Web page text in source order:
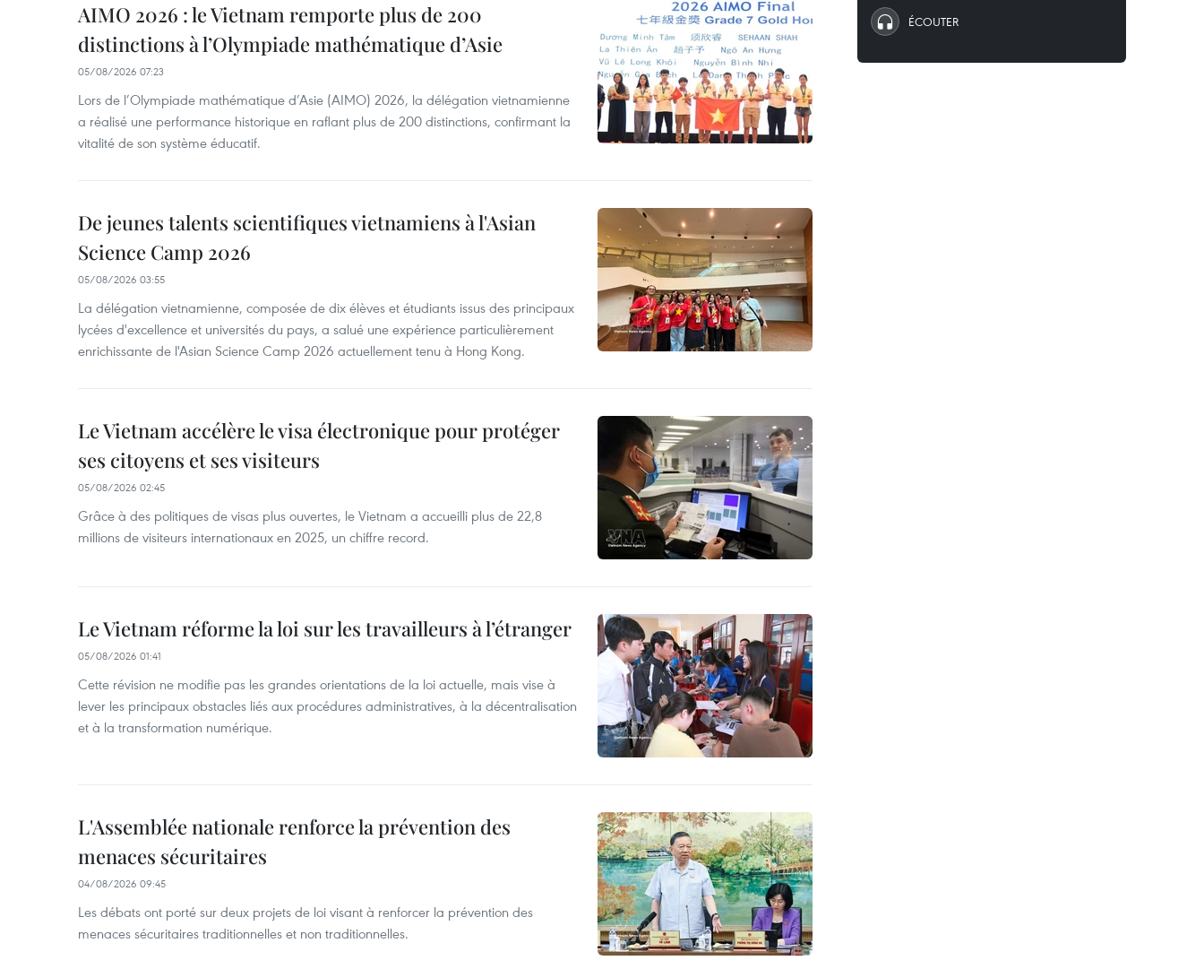
AIMO 2026 : le Vietnam remporte plus de 200
distinctions à l’Olympiade mathématique d’Asie
05/08/2026 07:23
Lors de l’Olympiade mathématique d’Asie (AIMO) 2026, la délégation vietnamienne
a réalisé une performance historique en raflant plus de 200 distinctions, confirmant la
vitalité de son système éducatif.
De jeunes talents scientifiques vietnamiens à l'Asian
Science Camp 2026
05/08/2026 03:55
La délégation vietnamienne, composée de dix élèves et étudiants issus des principaux
lycées d'excellence et universités du pays, a salué une expérience particulièrement
enrichissante de l'Asian Science Camp 2026 actuellement tenu à Hong Kong.
Le Vietnam accélère le visa électronique pour protéger
ses citoyens et ses visiteurs
05/08/2026 02:45
Grâce à des politiques de visas plus ouvertes, le Vietnam a accueilli plus de 22,8
millions de visiteurs internationaux en 2025, un chiffre record.
Le Vietnam réforme la loi sur les travailleurs à l’étranger
05/08/2026 01:41
Cette révision ne modifie pas les grandes orientations de la loi actuelle, mais vise à
lever les principaux obstacles liés aux procédures administratives, à la décentralisation
et à la transformation numérique.
L'Assemblée nationale renforce la prévention des
menaces sécuritaires
04/08/2026 09:45
Les débats ont porté sur deux projets de loi visant à renforcer la prévention des
menaces sécuritaires traditionnelles et non traditionnelles.
ÉCOUTER